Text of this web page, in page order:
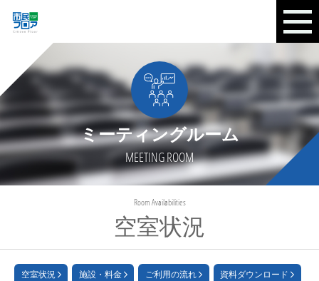
ミーティングルーム
MEETING ROOM
空室状況
Room Availabilities
空室状況 施設・料金 ご利用の流れ 資料ダウンロード